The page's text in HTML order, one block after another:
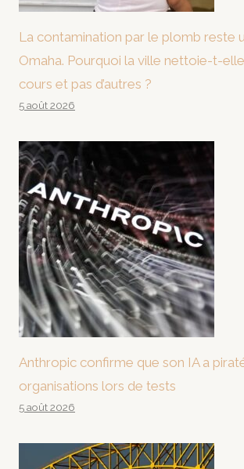
La contamination par le plomb reste
Omaha. Pourquoi la ville nettoie-t-
cours et pas d’autres ?
5 août 2026
Anthropic confirme que son IA a
organisations lors de tests
5 août 2026